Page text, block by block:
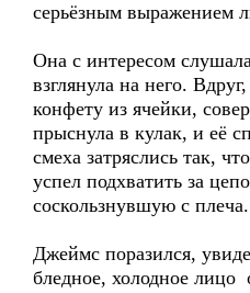
серьёзным выражением
Она с интересом
взглянула на него.
конфету из ячейки,
прыснула в кулак, и её
смеха затряслись так,
успел подхватить за
соскользнувшую с плеча.
Джеймс поразился,
бледное, холодное